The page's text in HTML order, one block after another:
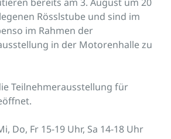
Rösslstube und sind im
im Rahmen der
in der Motorenhalle zu
Teilnehmerausstellung für
Do, Fr 15-19 Uhr, Sa 14-18 Uhr